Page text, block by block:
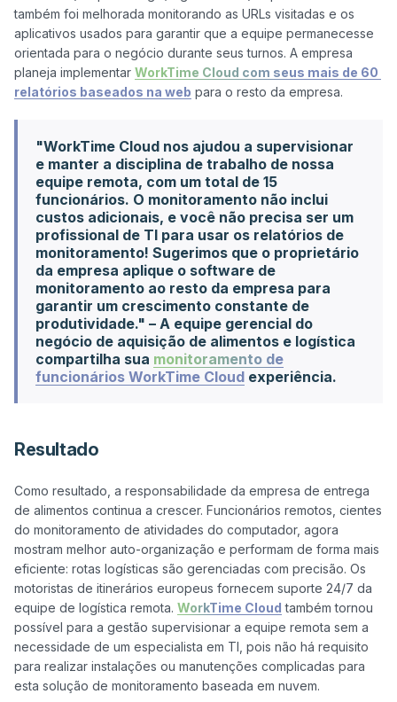
também foi melhorada monitorando as URLs visitadas e os
aplicativos usados para garantir que a equipe permanecesse
orientada para o negócio durante seus turnos. A empresa
planeja implementar WorkTime Cloud com seus mais de 60
relatórios baseados na web
"WorkTime Cloud nos ajudou a supervisionar
e manter a disciplina de trabalho de nossa
equipe remota, com um total de 15
funcionários. O monitoramento não inclui
custos adicionais, e você não precisa ser um
profissional de TI para usar os relatórios de
monitoramento! Sugerimos que o proprietário
da empresa aplique o software de
monitoramento ao resto da empresa para
garantir um crescimento constante de
produtividade." – A equipe gerencial do
negócio de aquisição de alimentos e logística
compartilha sua monitoramento de
funcionários WorkTime Cloud experiência.
Resultado
Como resultado, a responsabilidade da empresa de entrega
de alimentos continua a crescer. Funcionários remotos, cientes
do monitoramento de atividades do computador, agora
mostram melhor auto-organização e performam de forma mais
eficiente: rotas logísticas são gerenciadas com precisão. Os
motoristas de itinerários europeus fornecem suporte 24/7 da
equipe de logística remota. WorkTime Cloud também tornou
possível para a gestão supervisionar a equipe remota sem a
necessidade de um especialista em TI, pois não há requisito
para realizar instalações ou manutenções complicadas para